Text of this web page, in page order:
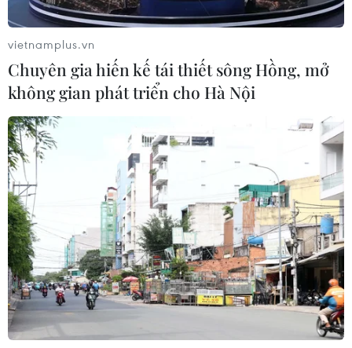
vietnamplus.vn
Chuyên gia hiến kế tái thiết sông Hồng, mở
không gian phát triển cho Hà Nội